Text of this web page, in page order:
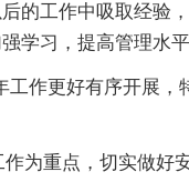
的工作中吸取经验
学习，提高管理水平
工作更好有序开展，
作为重点，切实做好